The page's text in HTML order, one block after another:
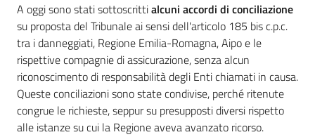
A oggi sono stati sottoscrittialcuni accordi di conciliazione
su proposta del Tribunale ai sensi dell'articolo 185 bis c.p.c.
tra i danneggiati, Regione Emilia-Romagna, Aipo e le
rispettive compagnie di assicurazione, senza alcun
riconoscimento di responsabilità degli Enti chiamati in causa.
Queste conciliazioni sono state condivise, perché ritenute
congrue le richieste, seppur su presupposti diversi rispetto
alle istanze su cui la Regione aveva avanzato ricorso.